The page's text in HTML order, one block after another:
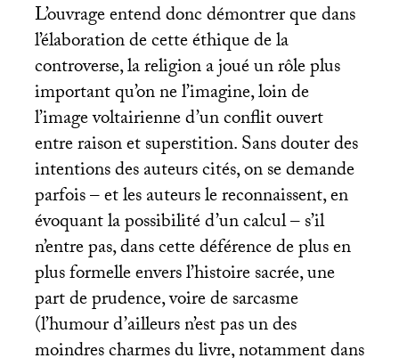
L’ouvrage entend donc démontrer que dans
l’élaboration de cette éthique de la
controverse, la religion a joué un rôle plus
important qu’on ne l’imagine, loin de
l’image voltairienne d’un conflit ouvert
entre raison et superstition. Sans douter des
intentions des auteurs cités, on se demande
parfois – et les auteurs le reconnaissent, en
évoquant la possibilité d’un calcul – s’il
n’entre pas, dans cette déférence de plus en
plus formelle envers l’histoire sacrée, une
part de prudence, voire de sarcasme
(l’humour d’ailleurs n’est pas un des